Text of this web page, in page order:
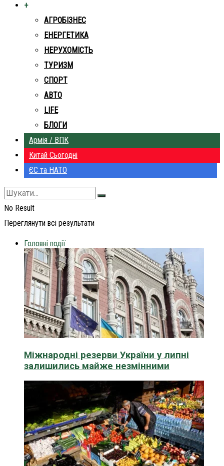
+
АГРОБІЗНЕС
ЕНЕРГЕТИКА
НЕРУХОМІСТЬ
ТУРИЗМ
СПОРТ
АВТО
LIFE
БЛОГИ
Армія / ВПК
Китай Сьогодні
ЄС та НАТО
No Result
Переглянути всі результати
Головні події
Міжнародні резерви України у липні
залишились майже незмінними